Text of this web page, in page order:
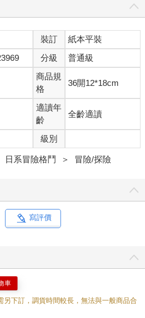
裝訂
紙本平裝
分級 普通級
商品規
格
36開12*18cm
適讀年
齡
全齡適讀
級別
日系冒險格鬥 ＞ 冒險/探險
寫評價
車
下訂，調貨時間較長，無法與一般商品合